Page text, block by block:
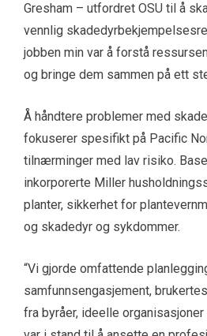
Gresham – utfordret OSU til å
vennlig
jobben min var å forstå
og bringe dem sammen på ett
Å håndtere problemer med
fokuserer spesifikt på Pacific
tilnærminger med lav risiko.
inkorporerte Miller
planter, sikkerhet for
og skadedyr og sykdommer.
“Vi gjorde omfattende
samfunnsengasjement,
fra byråer, ideelle organisasjoner